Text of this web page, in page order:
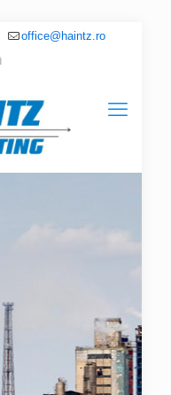
office@haintz.ro